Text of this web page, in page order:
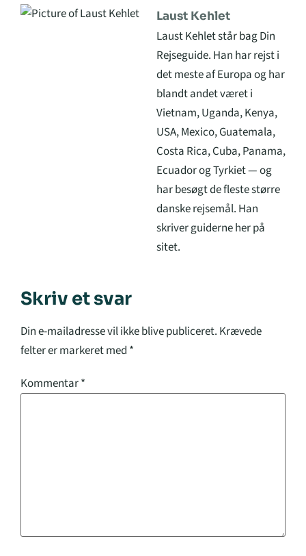
Laust Kehlet
Laust Kehlet står bag Din
Rejseguide. Han har rejst i
det meste af Europa og har
blandt andet været i
Vietnam, Uganda, Kenya,
USA, Mexico, Guatemala,
Costa Rica, Cuba, Panama,
Ecuador og Tyrkiet — og
har besøgt de fleste større
danske rejsemål. Han
skriver guiderne her på
sitet.
Skriv et svar
Din e-mailadresse vil ikke blive publiceret. Krævede
felter er markeret med *
Kommentar*